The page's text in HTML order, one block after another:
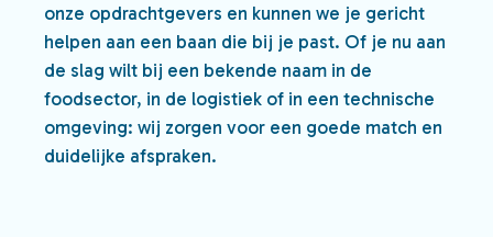
onze opdrachtgevers en kunnen we je gericht
helpen aan een baan die bij je past. Of je nu aan
de slag wilt bij een bekende naam in de
foodsector, in de logistiek of in een technische
omgeving: wij zorgen voor een goede match en
duidelijke afspraken.